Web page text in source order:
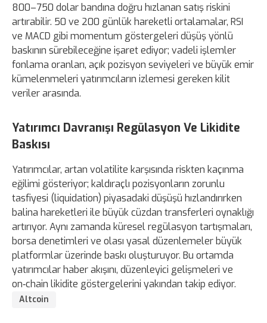
800–750 dolar bandına doğru hızlanan satış riskini
artırabilir. 50 ve 200 günlük hareketli ortalamalar, RSI
ve MACD gibi momentum göstergeleri düşüş yönlü
baskının sürebileceğine işaret ediyor; vadeli işlemler
fonlama oranları, açık pozisyon seviyeleri ve büyük emir
kümelenmeleri yatırımcıların izlemesi gereken kilit
veriler arasında.
Yatırımcı Davranışı Regülasyon Ve Likidite
Baskısı
Yatırımcılar, artan volatilite karşısında riskten kaçınma
eğilimi gösteriyor; kaldıraçlı pozisyonların zorunlu
tasfiyesi (liquidation) piyasadaki düşüşü hızlandırırken
balina hareketleri ile büyük cüzdan transferleri oynaklığı
artırıyor. Aynı zamanda küresel regülasyon tartışmaları,
borsa denetimleri ve olası yasal düzenlemeler büyük
platformlar üzerinde baskı oluşturuyor. Bu ortamda
yatırımcılar haber akışını, düzenleyici gelişmeleri ve
on‑chain likidite göstergelerini yakından takip ediyor.
Altcoin